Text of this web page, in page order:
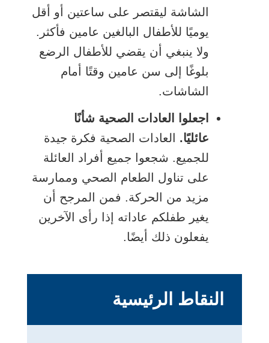
الشاشة ليقتصر على ساعتين أو أقل
يوميًا للأطفال البالغين عامين فأكثر.
ولا ينبغي أن يقضي للأطفال الرضع
بلوغًا إلى سن عامين وقتًا أمام
الشاشات.
اجعلوا العادات الصحية شأنًا
عائليًا. العادات الصحية فكرة جيدة
للجميع. شجعوا جميع أفراد العائلة
على تناول الطعام الصحي وممارسة
مزيد من الحركة. فمن المرجح أن
يغير طفلكم عاداته إذا رأى الآخرين
يفعلون ذلك أيضًا.
النقاط الرئيسية